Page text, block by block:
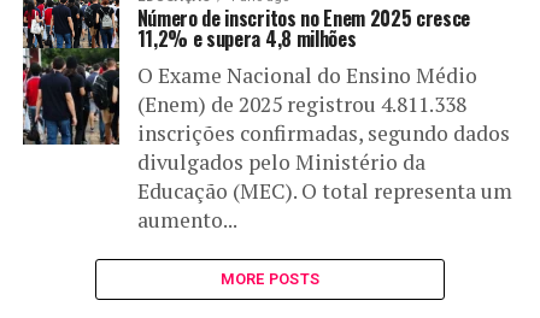
EDUCAÇÃO NOTÍCIA MUNDO
Número de inscritos no Enem 2025 cresce
11,2% e supera 4,8 milhões
O Exame Nacional do Ensino Médio
(Enem) de 2025 registrou 4.811.338
inscrições confirmadas, segundo dados
divulgados pelo Ministério da
Educação (MEC). O total representa um
aumento...
MORE POSTS